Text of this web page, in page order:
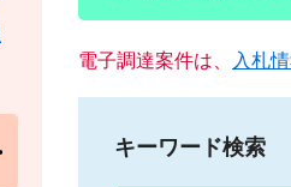
電子調達案件は、 入札
キーワード検索